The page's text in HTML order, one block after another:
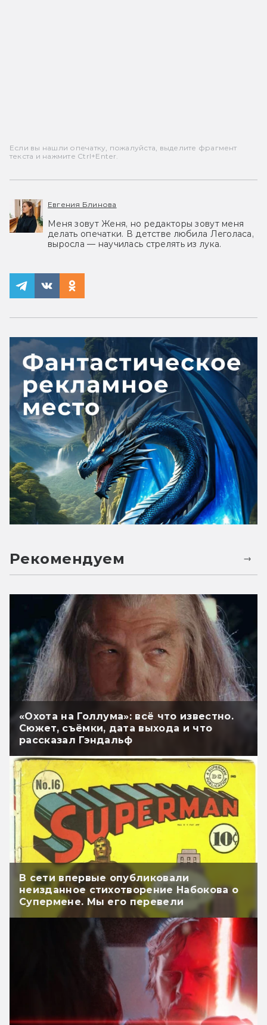
Если вы нашли опечатку, пожалуйста, выделите фрагмент
текста и нажмите Ctrl+Enter.
Евгения Блинова
Меня зовут Женя, но редакторы зовут меня
делать опечатки. В детстве любила Леголаса,
выросла — научилась стрелять из лука.
Рекомендуем
«Охота на Голлума»: всё что известно.
Сюжет, съёмки, дата выхода и что
рассказал Гэндальф
В сети впервые опубликовали
неизданное стихотворение Набокова о
Супермене. Мы его перевели